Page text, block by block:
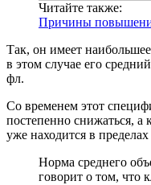
Читайте также:
Причины
Так, он имеет
в этом случае его
фл.
Со временем этот
постепенно снижаться, а
уже находится в
Норма среднего
говорит о том, что